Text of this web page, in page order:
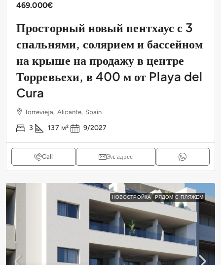
469.000€
Просторный новый пентхаус с 3
спальнями, солярием и бассейном
на крыше на продажу в центре
Торревьехи, в 400 м от Playa del
Cura
Torrevieja, Alicante, Spain
3 137 м² 9/2027
Call Эл. адрес
НОВОСТРОЙКА РЯДОМ С ПЛЯЖЕМ